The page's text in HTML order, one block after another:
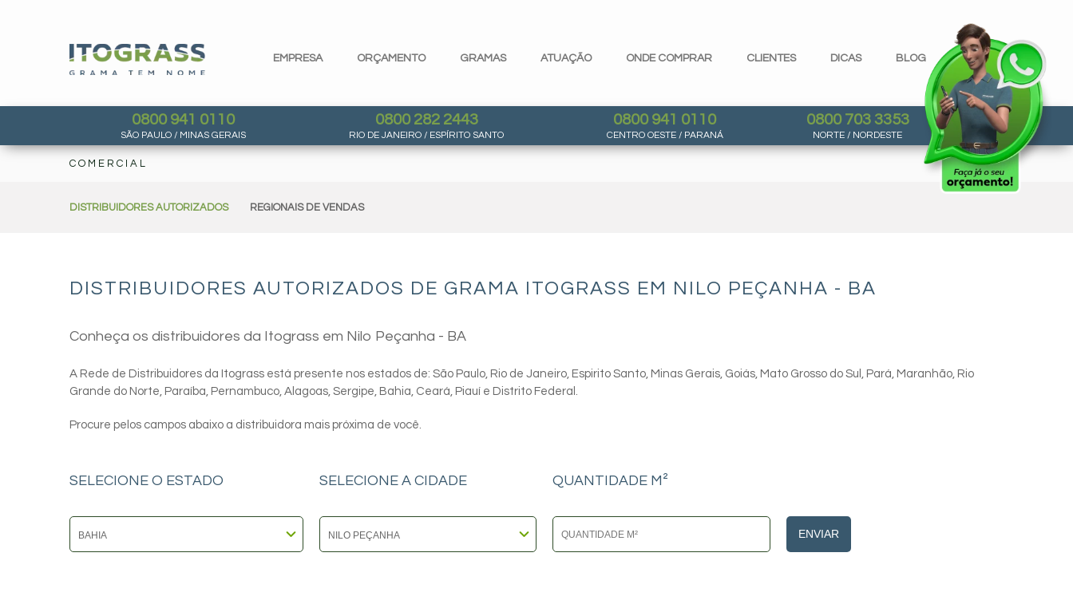
EMPRESA ORÇAMENTO GRAMAS ATUAÇÃO ONDE COMPRAR CLIENTES DICAS BLOG
0800 941 0110
SÃO PAULO / MINAS GERAIS
0800 282 2443
RIO DE JANEIRO / ESPÍRITO SANTO
0800 941 0110
CENTRO OESTE / PARANÁ
0800 703 3353
NORTE / NORDESTE
COMERCIAL
DISTRIBUIDORES AUTORIZADOS REGIONAIS DE VENDAS
DISTRIBUIDORES AUTORIZADOS DE GRAMA ITOGRASS EM NILO PEÇANHA - BA
Conheça os distribuidores da Itograss em Nilo Peçanha - BA
A Rede de Distribuidores da Itograss está presente nos estados de: São Paulo, Rio de Janeiro, Espirito Santo, Minas Gerais, Goiás, Mato Grosso do Sul, Pará, Maranhão, Rio
Grande do Norte, Paraíba, Pernambuco, Alagoas, Sergipe, Bahia, Ceará, Piauí e Distrito Federal.
Procure pelos campos abaixo a distribuidora mais próxima de você.
SELECIONE O ESTADO SELECIONE A CIDADE QUANTIDADE M²
ENVIAR